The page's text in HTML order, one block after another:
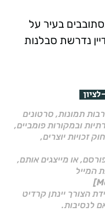
בעיר על
נדרשת סבלנות
תמונות, סרטונים
ובמקורות פומביים,
סעיף 27א לחוק זכויות יוצרים,
או מייצגים אותם,
המייל
הצורך יינתן קרדיט
לנסיבות.